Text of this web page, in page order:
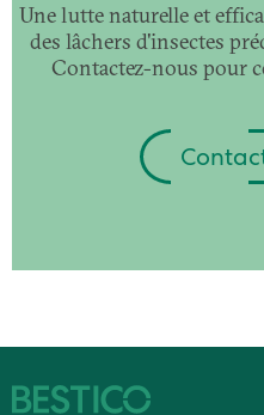
Une lutte naturelle et
des lâchers d'insectes
Contactez-nous pour